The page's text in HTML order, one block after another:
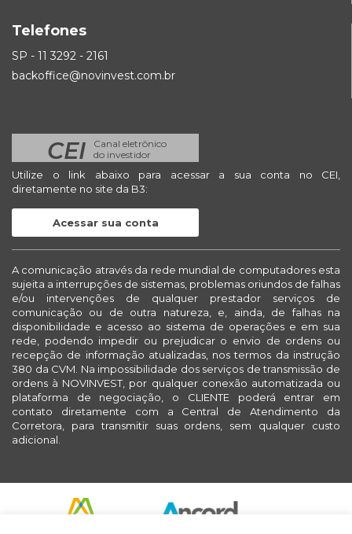
Telefones
SP - 11 3292 - 2161
backoffice@novinvest.com.br
CEI
Canal eletrônico
do investidor
Utilize o link abaixo para acessar a sua conta no CEI,
diretamente no site da B3:
Acessar sua conta
A comunicação através da rede mundial de computadores esta
sujeita a interrupções de sistemas, problemas oriundos de falhas
e/ou intervenções de qualquer prestador serviços de
comunicação ou de outra natureza, e, ainda, de falhas na
disponibilidade e acesso ao sistema de operações e em sua
rede, podendo impedir ou prejudicar o envio de ordens ou
recepção de informação atualizadas, nos termos da instrução
380 da CVM. Na impossibilidade dos serviços de transmissão de
ordens à NOVINVEST, por qualquer conexão automatizada ou
plataforma de negociação, o CLIENTE poderá entrar em
contato diretamente com a Central de Atendimento da
Corretora, para transmitir suas ordens, sem qualquer custo
adicional.